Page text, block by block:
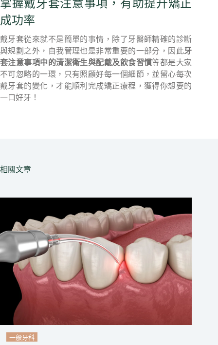
掌握戴牙套注意事項，有助提升矯正
成功率
戴牙套從來就不是簡單的事情，除了牙醫師精確的診斷
與規劃之外，自我管理也是非常重要的一部分，因此牙
套注意事項中的清潔衛生與配戴及飲食習慣等都是大家
不可忽略的一環，只有照顧好每一個細節，並留心每次
戴牙套的變化，才能順利完成矯正療程，獲得你想要的
一口好牙！
相關文章
一般牙科